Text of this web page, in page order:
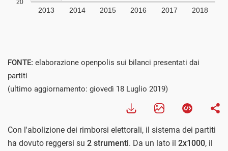
FONTE: elaborazione openpolis sui bilanci presentati dai
partiti
(ultimo aggiornamento: giovedì 18 Luglio 2019)
Con l'abolizione dei rimborsi elettorali, il sistema dei partiti
ha dovuto reggersi su 2 strumenti. Da un lato il 2x1000, il